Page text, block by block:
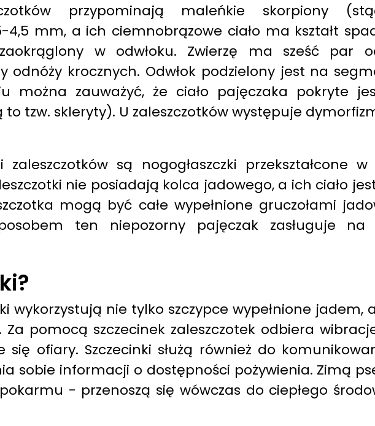
przypominają maleńkie skorpiony
4,5 mm, a ich ciemnobrązowe ciało ma kształt
w odwłoku. Zwierzę ma sześć par
odnóży krocznych. Odwłok podzielony jest na
można zauważyć, że ciało pajęczaka pokryte
tzw. skleryty). U zaleszczotków występuje
są nogogłaszczki przekształcone
nie posiadają kolca jadowego, a ich ciało
mogą być całe wypełnione gruczołami
ten niepozorny pajęczak zasługuje na
wykorzystują nie tylko szczypce wypełnione jadem,
pomocą szczecinek zaleszczotek odbiera
ofiary. Szczecinki służą również do
sobie informacji o dostępności pożywienia. Zimą
- przenoszą się wówczas do ciepłego